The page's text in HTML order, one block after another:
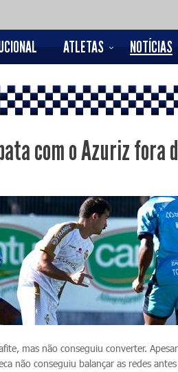
ATLETAS NOTÍCIAS
com o Azuriz fora
mas não conseguiu converter.
não conseguiu balançar as redes